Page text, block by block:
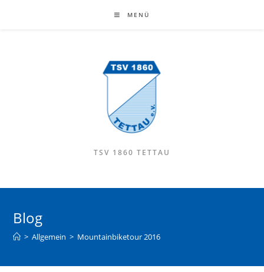
MENÜ
TSV 1860 TETTAU
Blog
> Allgemein > Mountainbiketour 2016